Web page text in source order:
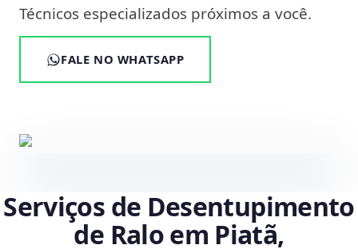
Técnicos especializados próximos a você.
FALE NO WHATSAPP
Serviços de Desentupimento
de Ralo em Piatã,